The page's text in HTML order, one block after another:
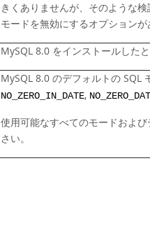
きくありませんが、そのような
モードを無効にするオプション
MySQL 8.0 をインストールした
MySQL 8.0 のデフォルトの SQL
NO_ZERO_IN_DATE,
使用可能なすべてのモードおよび
さい。